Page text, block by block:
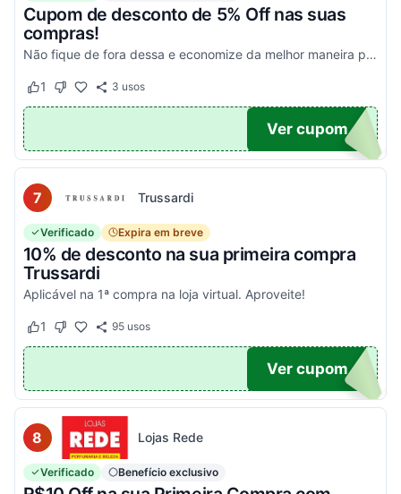
Cupom de desconto de 5% Off nas suas
compras!
Não fique de fora dessa e economize da melhor maneira possível! Válido somente nessa seleção!
Este cupom funcionou
1 Este cupom não funcionou
3 usos
EIRA
Ver cupom
7 Trussardi
Verificado Expira em breve
10% de desconto na sua primeira compra
Trussardi
Aplicável na 1ª compra na loja virtual. Aproveite!
Este cupom funcionou
1 Este cupom não funcionou
95usos
OM10
Ver cupom
8 Lojas Rede
Verificado Benefício exclusivo